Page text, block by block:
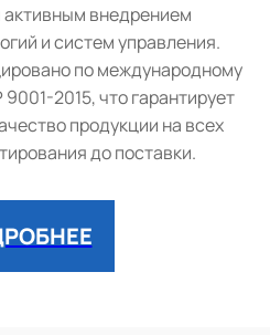
внедрением
и систем управления.
по международному
2015, что гарантирует
продукции на всех
до поставки.